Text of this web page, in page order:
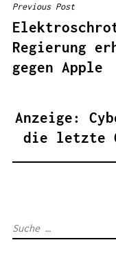
B
E
I
T
A
I
Previous Post
Regierung
gegen Apple
Anzeige:
die letzte
S